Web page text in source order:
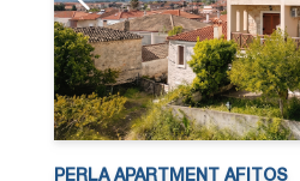
PERLA APARTMENT AFITOS